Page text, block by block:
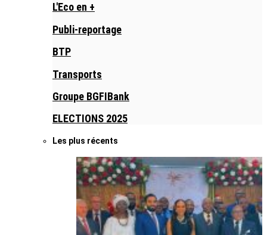
L'Eco en +
Publi-reportage
BTP
Transports
Groupe BGFIBank
ELECTIONS 2025
Les plus récents